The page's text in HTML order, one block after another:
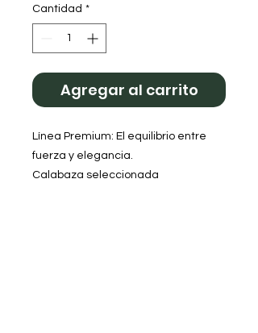
Cantidad *
Agregar al carrito
​Línea Premium: El equilibrio entre
fuerza y elegancia.
​Calabaza seleccionada